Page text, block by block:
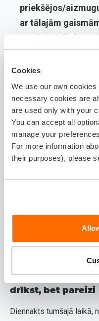
Cookies
We use our own
necessary cookies are
are used only with your
You can accept all
manage your
For more information
their purposes), please
priekšējos/
ar tālajām
tumšajā laikā):
vai stiprs lietus/sniegs,
Formalitātes nosaka
grupas normas par
piemērošanu vari
CSDD resursos.
Padomi
Priekšējie miglas
Priekšējos miglas
tuvās gaismas
staru priekšā un normālu
Tumšā laikā
drīkst, bet pareizi
Diennakts tumšajā laikā,